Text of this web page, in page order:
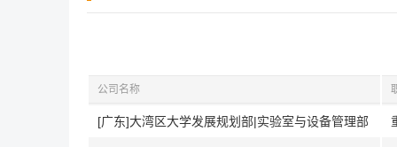
公司名称
[广东]大湾区大学发展规划部|实验室与设备管理部